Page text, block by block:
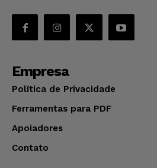
Empresa
Política de Privacidade
Ferramentas para PDF
Apoiadores
Contato